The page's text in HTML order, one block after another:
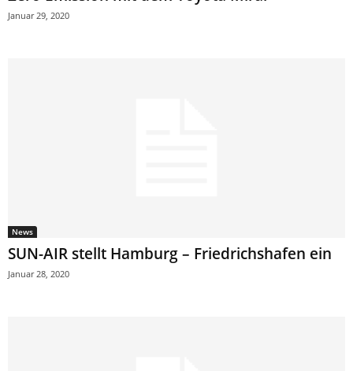
Januar 29, 2020
News
SUN-AIR stellt Hamburg – Friedrichshafen ein
Januar 28, 2020